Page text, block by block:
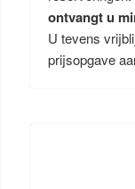
ontvangt u
U tevens
prijsopgave